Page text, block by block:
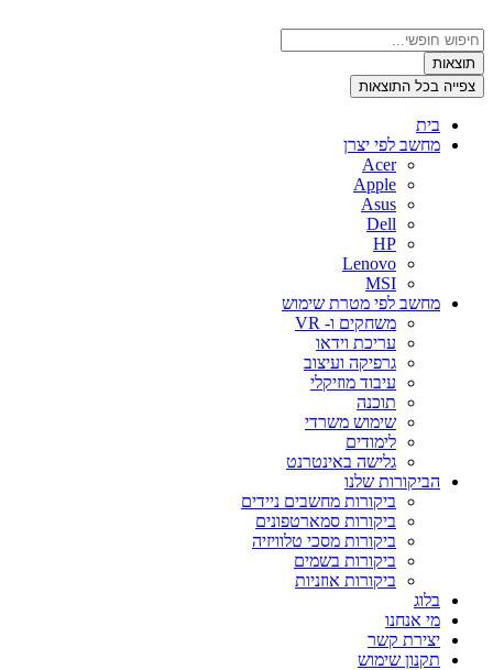
לתוכן
Search
...תוצאות
צפייה בכל התוצאות
בית
מחשב לפי יצרן
Acer
Apple
Asus
Dell
HP
Lenovo
MSI
מחשב לפי מטרת שימוש
משחקים ו- VR
עריכת וידאו
גרפיקה ועיצוב
עיבוד מוזיקלי
תוכנה
שימוש משרדי
לימודים
גלישה באינטרנט
הביקורות שלנו
ביקורות מחשבים ניידים
ביקורות סמארטפונים
ביקורות מסכי טלוויזיה
ביקורות בשמים
ביקורות אוזניות
בלוג
מי אנחנו
יצירת קשר
תקנון שימוש